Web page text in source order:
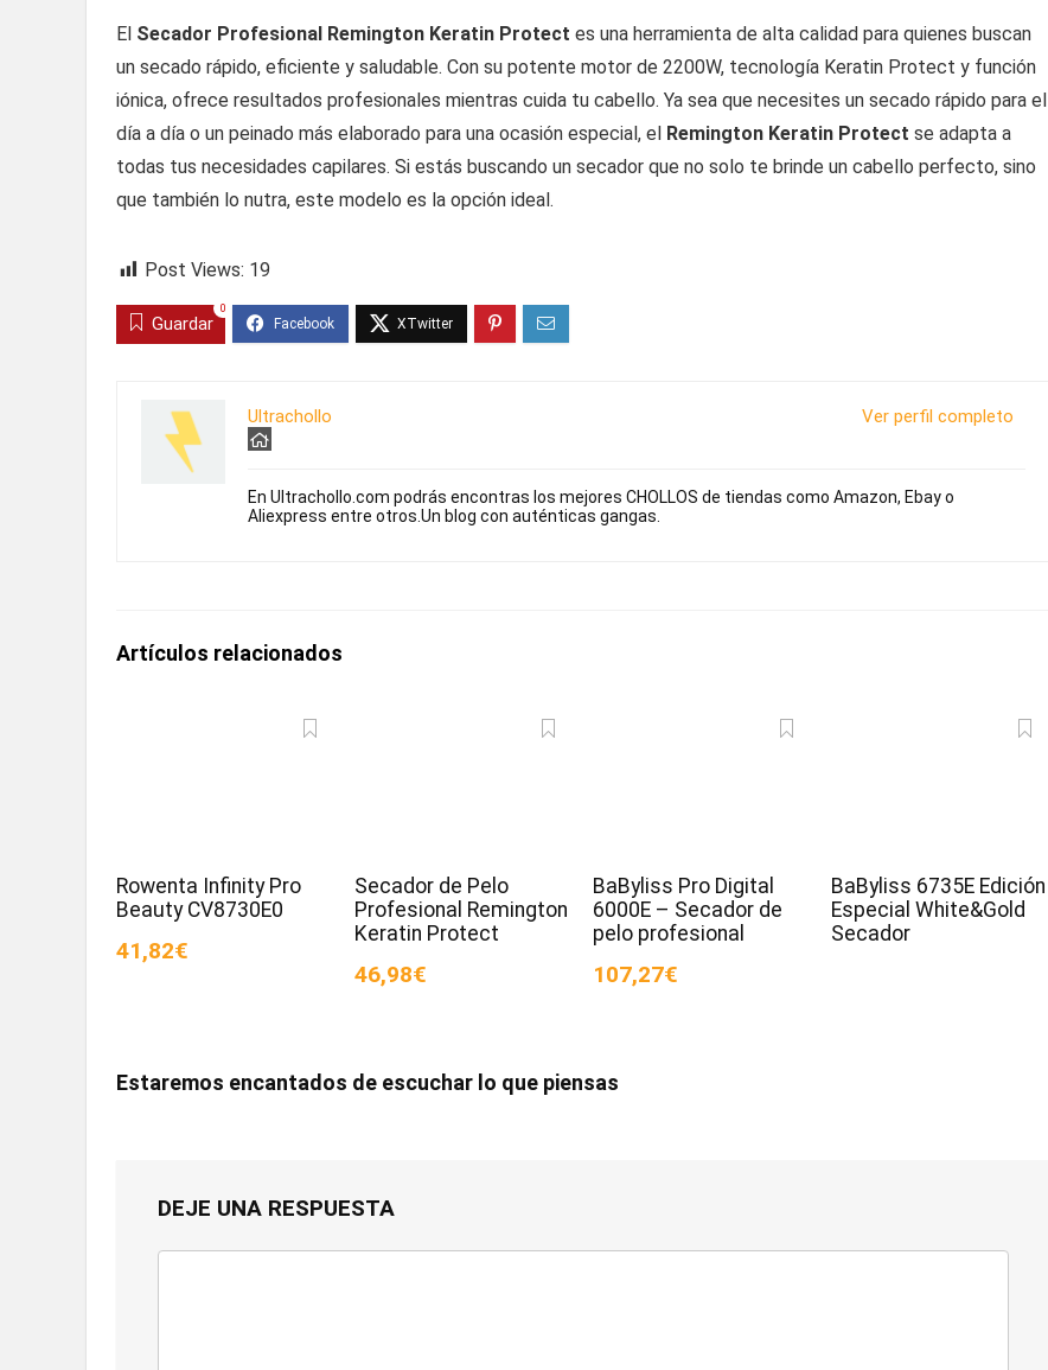
El Secador Profesional Remington Keratin Protect es una herramienta de alta calidad para quienes buscan
un secado rápido, eficiente y saludable. Con su potente motor de 2200W, tecnología Keratin Protect y función
iónica, ofrece resultados profesionales mientras cuida tu cabello. Ya sea que necesites un secado rápido para el
día a día o un peinado más elaborado para una ocasión especial, el Remington Keratin Protect se adapta a
todas tus necesidades capilares. Si estás buscando un secador que no solo te brinde un cabello perfecto, sino
que también lo nutra, este modelo es la opción ideal.
Post Views: 19
Guardar
0
Ver perfil completo
Ultrachollo
En Ultrachollo.com podrás encontras los mejores CHOLLOS de tiendas como Amazon, Ebay o
Aliexpress entre otros.Un blog con auténticas gangas.
Artículos relacionados
Rowenta Infinity Pro
Beauty CV8730E0
41,82€
Secador de Pelo
Profesional Remington
Keratin Protect
46,98€
BaByliss Pro Digital
6000E – Secador de
pelo profesional
107,27€
BaByliss 6735E Edición
Especial White&Gold
Secador
Estaremos encantados de escuchar lo que piensas
DEJE UNA RESPUESTA